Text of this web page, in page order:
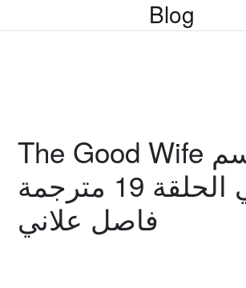
Blog
The Good Wife الموسم
الثاني الحلقة 19 مترجمة
فاصل علاني